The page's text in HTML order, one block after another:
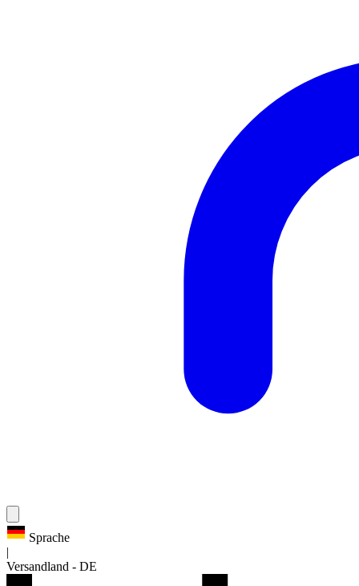
Sprache
Versandland - DE